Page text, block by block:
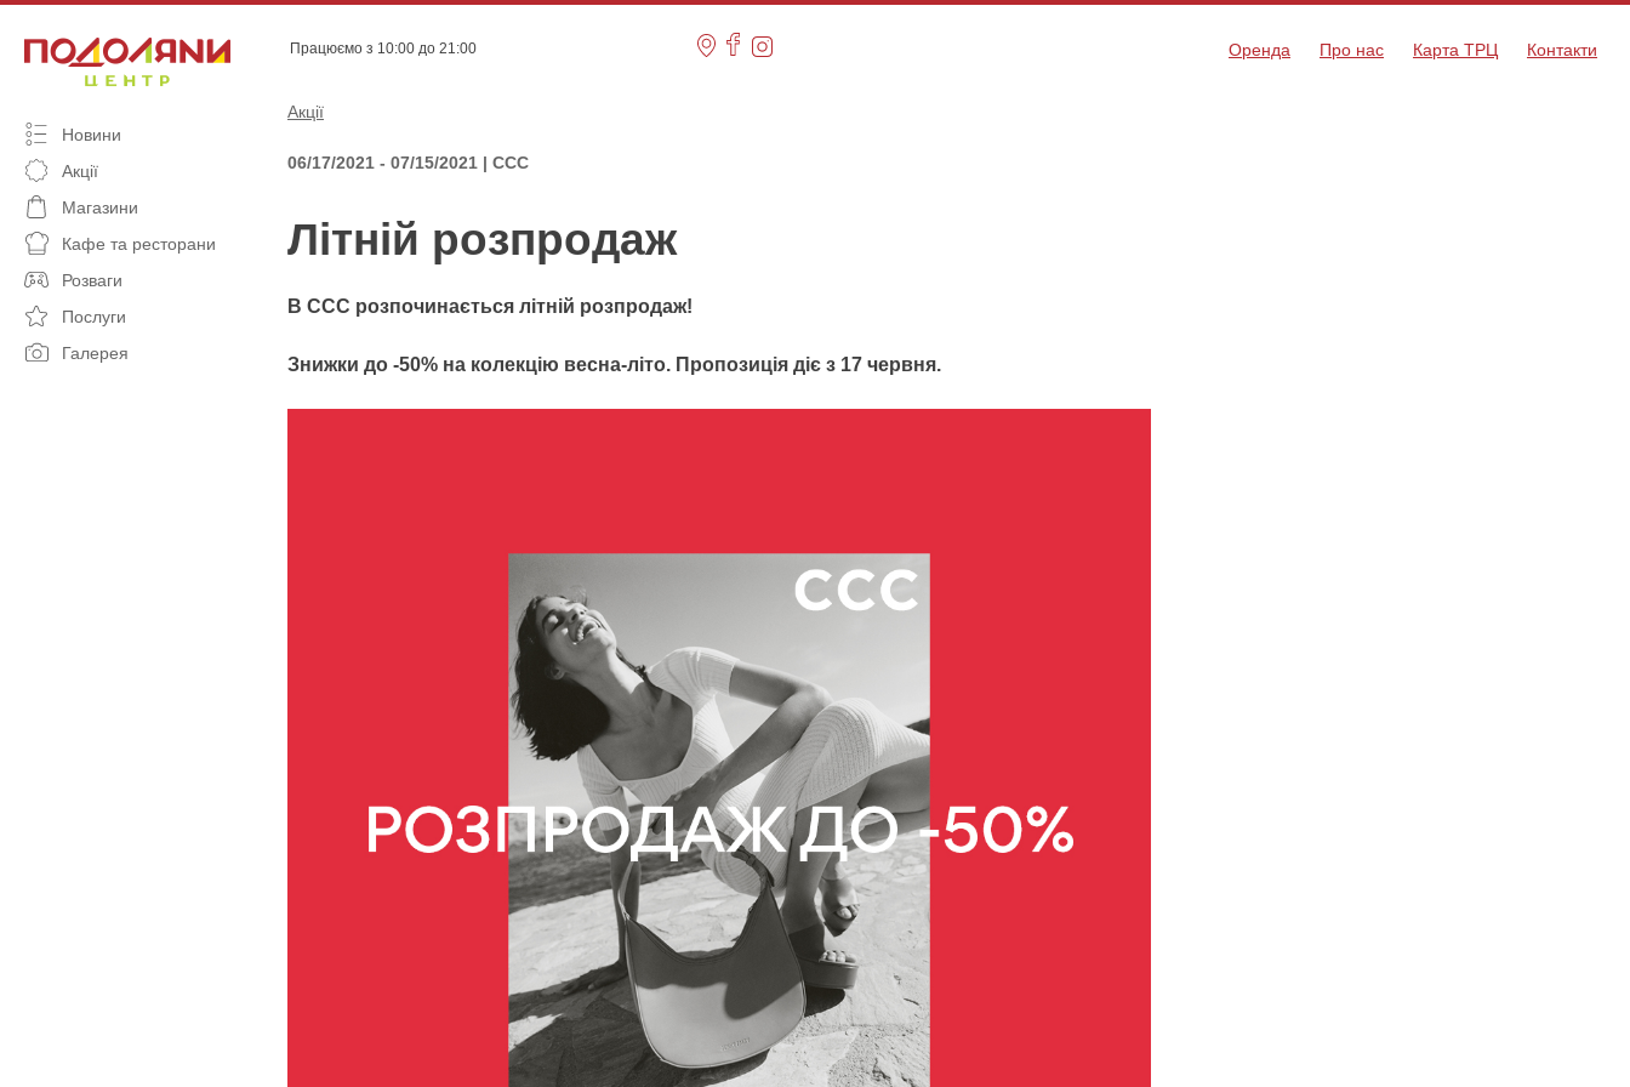
content
Працюємо з 10:00 до 21:00 Оренда Про нас Карта ТРЦ Контакти
Новини
Акції
Магазини
Кафе та ресторани
Розваги
Послуги
Галерея
Акції
06/17/2021 - 07/15/2021 | ССС
Літній розпродаж
В ССС розпочинається літній розпродаж!
Знижки до -50% на колекцію весна-літо. Пропозиція діє з 17 червня.